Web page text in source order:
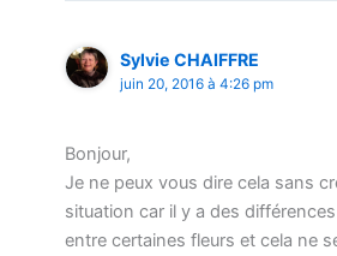
Sylvie CHAIFFRE
juin 20, 2016 à 4:26 pm
Bonjour,
Je ne peux vous dire cela sans
situation car il y a des
entre certaines fleurs et cela ne